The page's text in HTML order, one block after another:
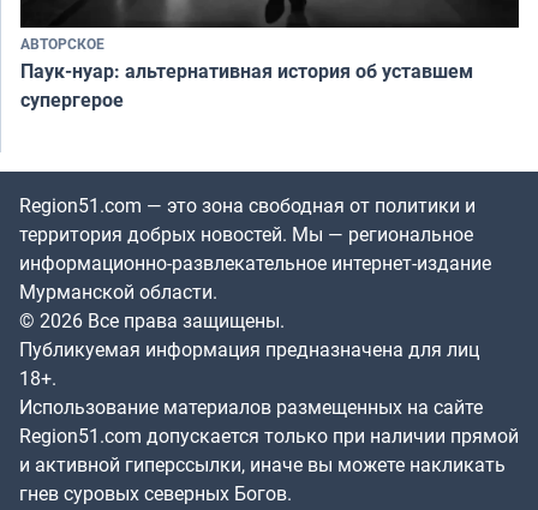
АВТОРСКОЕ
Паук-нуар: альтернативная история об уставшем
супергерое
Region51.com — это зона свободная от политики и
территория добрых новостей. Мы — региональное
информационно-развлекательное интернет-издание
Мурманской области.
© 2026 Все права защищены.
Публикуемая информация предназначена для лиц
18+.
Использование материалов размещенных на сайте
Region51.com допускается только при наличии прямой
и активной гиперссылки, иначе вы можете накликать
гнев суровых северных Богов.